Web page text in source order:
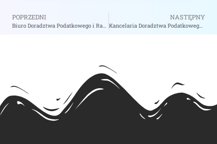
POPRZEDNI
Biuro Doradztwa Podatkowego i Rachunkowości Wojsław Iwona – zobacz na biizii.com
NASTĘPNY
Kancelaria Doradztwa Podatkowego Tktax Tomasz Kaczyński – zobacz na biizii.com